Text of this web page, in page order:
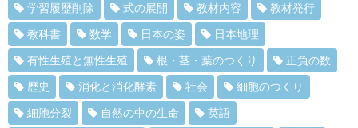
学習履歴削除 式の展開 教材内容 教材発行
教科書 数学 日本の姿 日本地理
有性生殖と無性生殖 根・茎・葉のつくり 正負の数
歴史 消化と消化酵素 社会 細胞のつくり
細胞分裂 自然の中の生命 英語